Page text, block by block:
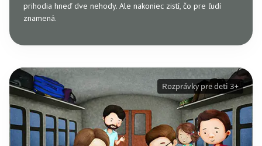
prihodia hneď dve nehody. Ale nakoniec zistí, čo pre ľudí
znamená.
Rozprávky pre deti 3+